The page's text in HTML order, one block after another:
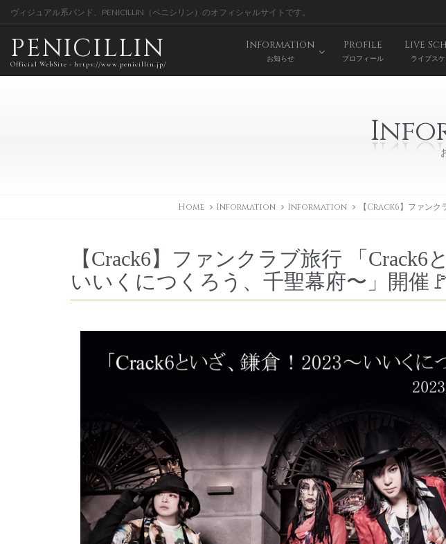
ヴィジュアル系バンド、PENICILLIN（ペニシリン）のオフィシャルサイトです。
PENICILLIN
Official WebSite - https://www.penicillin.jp/
Information
お知らせ
Profile
プロフィール
Live
ライブス
Home Information Information 【Crack6】ファンク
【Crack6】ファンクラブ旅行 「Crack6
いいくにつくろう、千聖幕府〜」開催🚩